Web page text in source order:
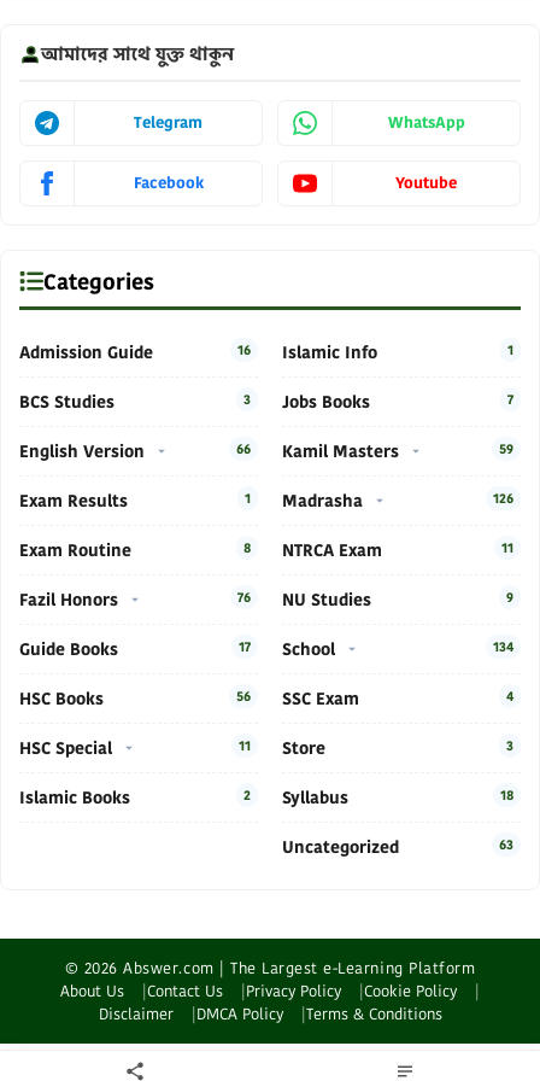
আমাদের সাথে যুক্ত থাকুন
Telegram WhatsApp
Facebook Youtube
Categories
Admission Guide 16
BCS Studies 3
English Version 66
Exam Results 1
Exam Routine 8
Fazil Honors 76
Guide Books 17
HSC Books 56
HSC Special 11
Islamic Books 2
Islamic Info 1
Jobs Books 7
Kamil Masters 59
Madrasha 126
NTRCA Exam 11
NU Studies 9
School 134
SSC Exam 4
Store 3
Syllabus 18
Uncategorized 63
© 2026 Abswer.com | The Largest e-Learning Platform
About Us
Contact Us Privacy Policy
Cookie Policy
Disclaimer
DMCA Policy Terms & Conditions